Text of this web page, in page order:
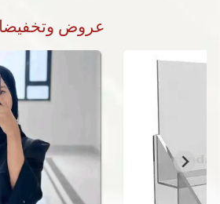
عروض